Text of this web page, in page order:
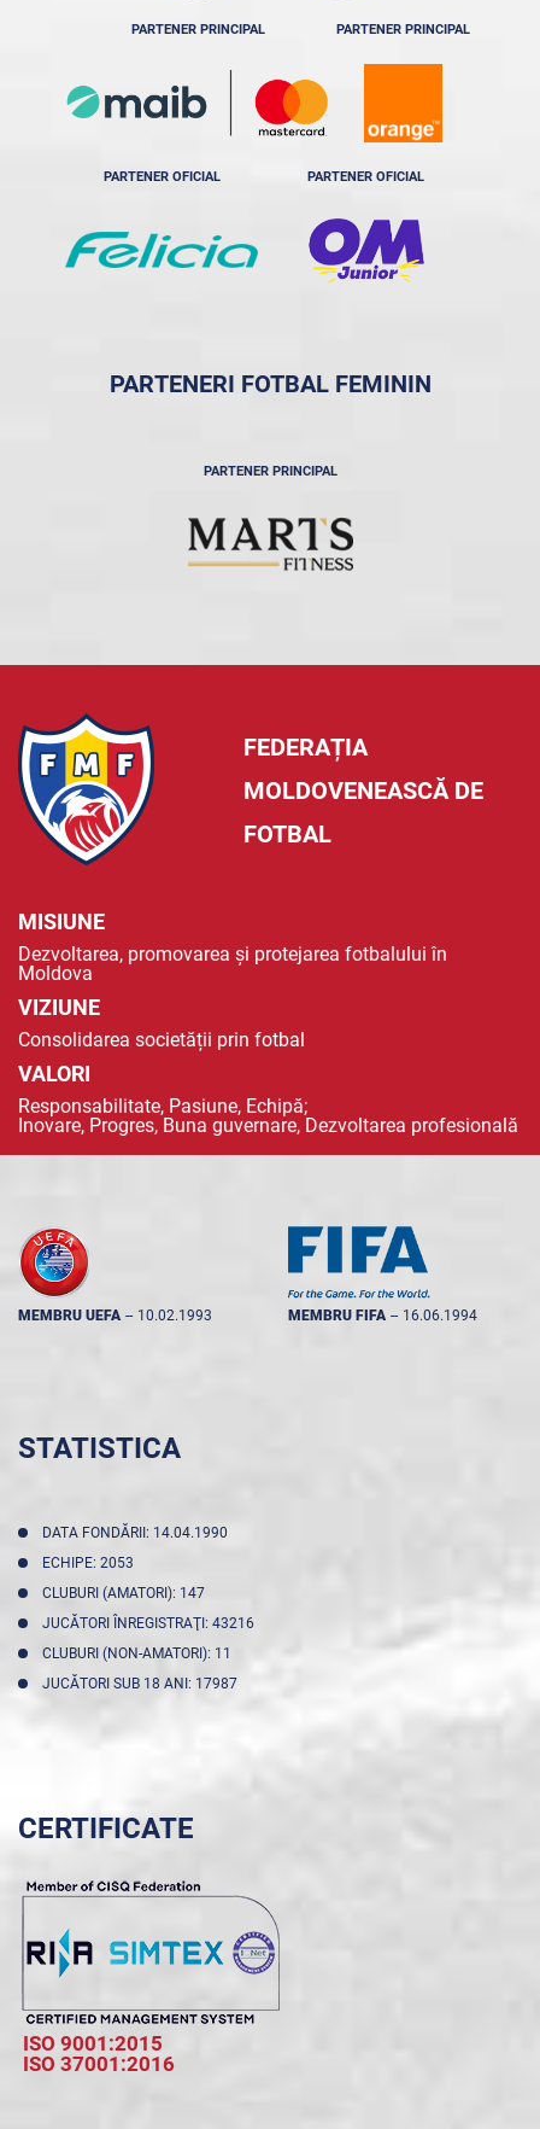
PARTENER PRINCIPAL PARTENER PRINCIPAL
PARTENER OFICIAL PARTENER OFICIAL
PARTENERI FOTBAL FEMININ
PARTENER PRINCIPAL
FEDERAȚIA
MOLDOVENEASCĂ DE
FOTBAL
MISIUNE
Dezvoltarea, promovarea și protejarea fotbalului în
Moldova
VIZIUNE
Consolidarea societății prin fotbal
VALORI
Responsabilitate, Pasiune, Echipă;
Inovare, Progres, Buna guvernare, Dezvoltarea profesională
MEMBRU UEFA -- 10.02.1993 MEMBRU FIFA -- 16.06.1994
STATISTICA
DATA FONDĂRII: 14.04.1990
ECHIPE: 2053
CLUBURI (AMATORI): 147
JUCĂTORI ÎNREGISTRAŢI: 43216
CLUBURI (NON-AMATORI): 11
JUCĂTORI SUB 18 ANI: 17987
CERTIFICATE
ISO 9001:2015
ISO 37001:2016